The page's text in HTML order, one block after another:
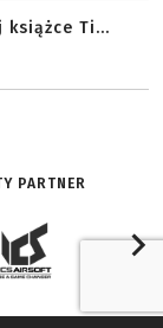
Ti...
PARTNER